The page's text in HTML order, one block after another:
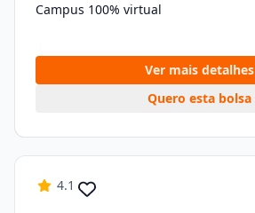
Campus 100% virtual
Ver mais detalhes
Quero esta bolsa
4.1